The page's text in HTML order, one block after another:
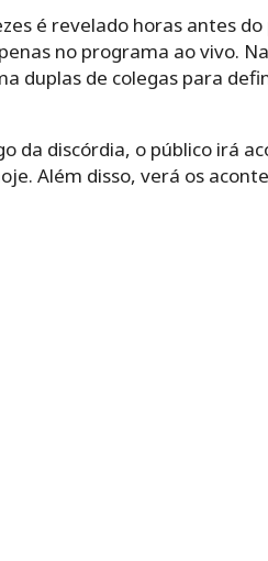
é revelado horas antes
no programa ao vivo.
duplas de colegas para
da discórdia, o público irá
Além disso, verá os